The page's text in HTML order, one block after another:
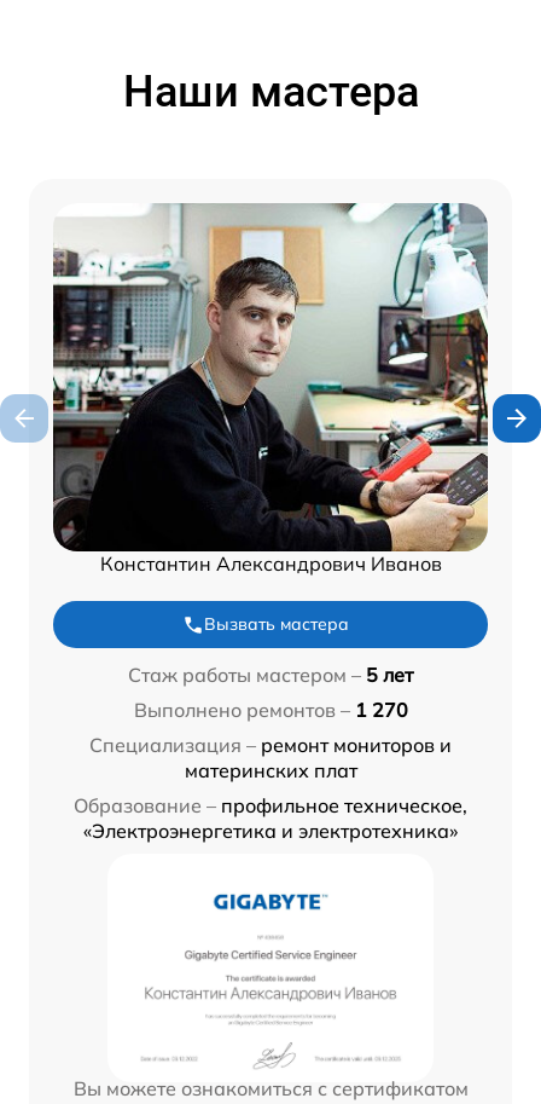
Наши мастера
Константин Александрович Иванов
Вызвать мастера
Стаж работы мастером – 5 лет
Выполнено ремонтов – 1 270
Специализация – ремонт мониторов и
материнских плат
Образование – профильное техническое,
«Электроэнергетика и электротехника»
Вы можете ознакомиться с сертификатом